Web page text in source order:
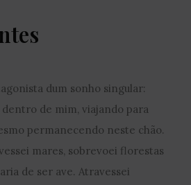
dum sonho singular:
de mim, viajando para
permanecendo neste chão.
mares, sobrevoei florestas
de ser ave. Atravessei